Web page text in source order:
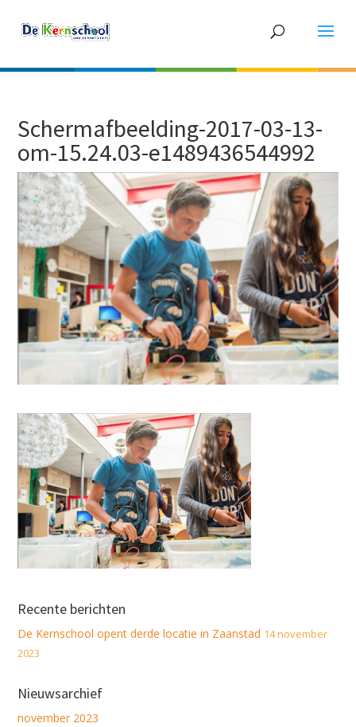
Schermafbeelding-2017-03-13-
om-15.24.03-e1489436544992
Recente berichten
De Kernschool opent derde locatie in Zaanstad 14 november
2023
Nieuwsarchief
november 2023